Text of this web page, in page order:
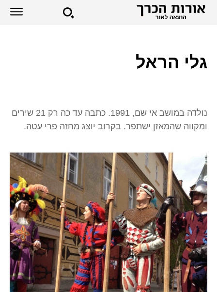
גלי הראל
נולדה במושב אי שם, 1991. כתבה עד כה רק 21 שירים
ומקווה שהמאזן ישתפר. בקרוב יוצג מחזה פרי עטה.